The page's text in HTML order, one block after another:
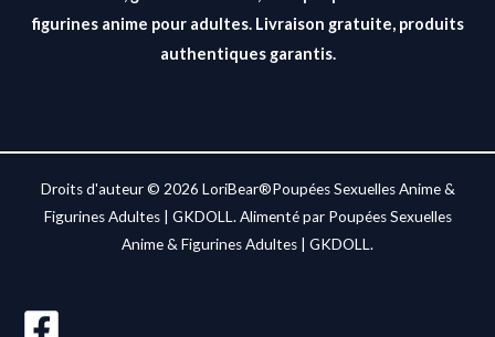
figurines anime pour adultes. Livraison gratuite, produits
authentiques garantis.
Droits d'auteur © 2026 LoriBear®Poupées Sexuelles Anime &
Figurines Adultes | GKDOLL. Alimenté par Poupées Sexuelles
Anime & Figurines Adultes | GKDOLL.